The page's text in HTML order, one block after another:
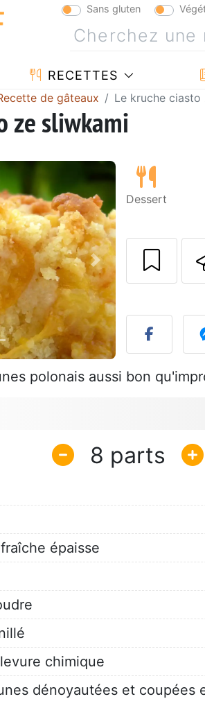
Sans gluten
RECETTES
de gâteaux Le kruche ciasto
ze sliwkami
Suivant
Dessert
polonais aussi bon
8
épaisse
chimique
dénoyautées et coupées